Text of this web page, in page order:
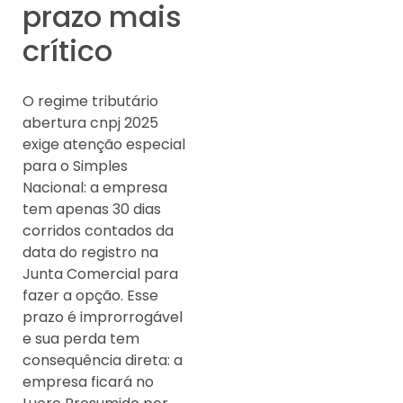
prazo mais
crítico
O regime tributário
abertura cnpj 2025
exige atenção especial
para o Simples
Nacional: a empresa
tem apenas 30 dias
corridos contados da
data do registro na
Junta Comercial para
fazer a opção. Esse
prazo é improrrogável
e sua perda tem
consequência direta: a
empresa ficará no